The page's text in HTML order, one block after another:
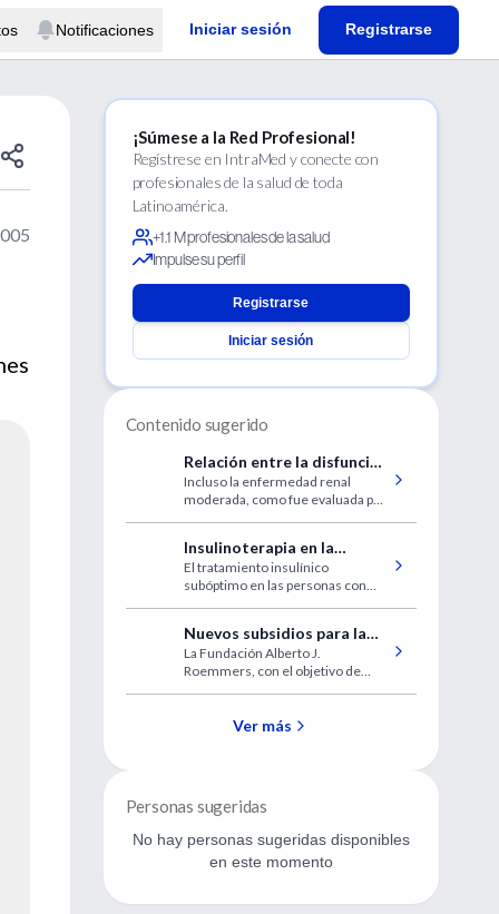
Notificaciones Iniciar sesión Registrarse
¡Súmese a la Red Profesional!
Regístrese en IntraMed y conecte con
profesionales de la salud de toda
Latinoamérica.
+1.1 M profesionales de la salud
Impulse su perfil
Registrarse
Iniciar sesión
Contenido sugerido
Relación entre la disfunción
renal y los resultados
cardiovasculares
Incluso la enfermedad renal
moderada, como fue evaluada por
mayor para las complicaciones
cardiovasculares luego de un
infarto de miocardio.
Insulinoterapia en la
diabetes de tipo 2
El tratamiento insulínico
subóptimo en las personas con
Nuevos subsidios para la
investigación médica
La Fundación Alberto J.
Roemmers, con el objetivo de
de la Salud, invita a presentar
Ver más
Personas sugeridas
No hay personas sugeridas disponibles
en este momento